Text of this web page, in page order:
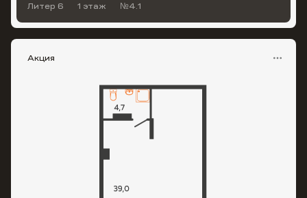
Литер 6
1 этаж №4.1
Акция